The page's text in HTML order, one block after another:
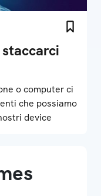
o computer ci
che possiamo
device